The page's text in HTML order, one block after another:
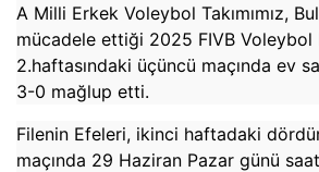
A Milli Erkek Voleybol Takımımız,
mücadele ettiği 2025 FIVB
2.haftasındaki üçüncü maçında ev
3-0 mağlup etti.
Filenin Efeleri, ikinci haftadaki
maçında 29 Haziran Pazar günü